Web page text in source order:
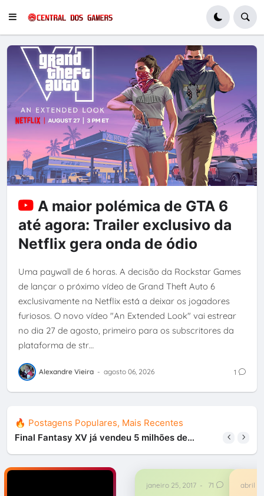
A maior polémica de GTA 6
até agora: Trailer exclusivo da
Netflix gera onda de ódio
Uma paywall de 6 horas. A decisão da Rockstar Games
de lançar o próximo vídeo de Grand Theft Auto 6
exclusivamente na Netflix está a deixar os jogadores
furiosos. O novo vídeo "An Extended Look" vai estrear
no dia 27 de agosto, primeiro para os subscritores da
plataforma de str…
Alexandre Vieira - agosto 06, 2026 1
🔥 Postagens Populares, Mais Recentes
Final Fantasy XV já vendeu 5 milhões de
janeiro 25, 2017 - 71 abril